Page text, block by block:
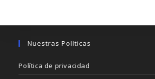
Nuestras Políticas
Política de privacidad